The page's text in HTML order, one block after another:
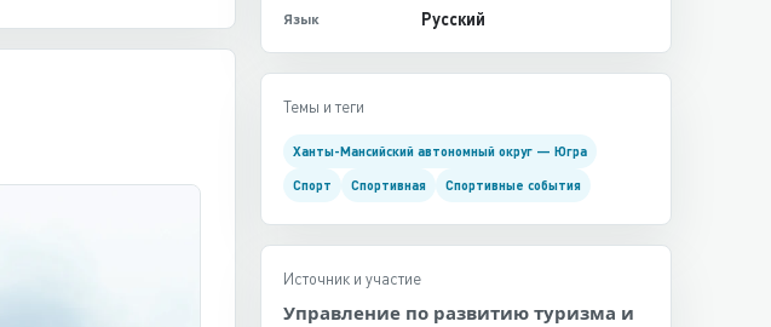
Язык Русский
Темы и теги
Ханты-Мансийский автономный округ — Югра
Спорт Спортивная Спортивные события
Источник и участие
Управление по развитию туризма и